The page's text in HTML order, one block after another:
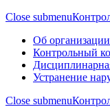
Close submenu
Об
Контрольный
Устранение
Close submenu